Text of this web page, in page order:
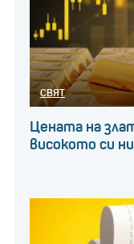
СВЯТ
Цената на
високото си